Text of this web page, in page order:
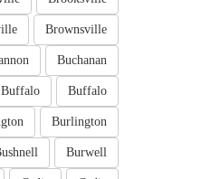
Brownsville
Buchanan
Buffalo
Buffalo
Burlington
Burwell